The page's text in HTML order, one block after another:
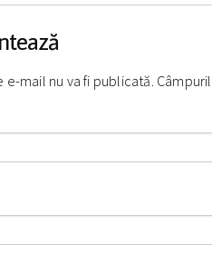
e-mail nu va fi publicată.